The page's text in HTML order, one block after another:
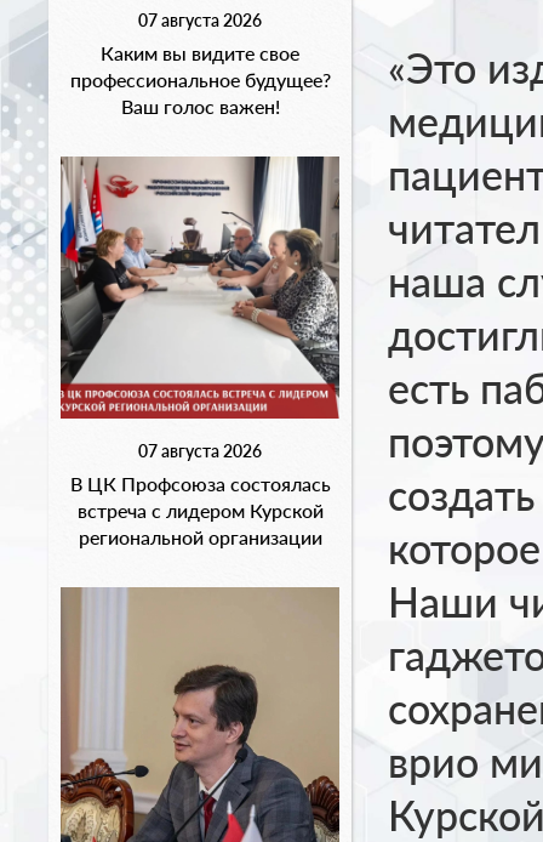
07 августа 2026
Каким вы видите свое
профессиональное будущее?
Ваш голос важен!
07 августа 2026
В ЦК Профсоюза состоялась
встреча с лидером Курской
региональной организации
«Это
наша
есть
Наши
врио